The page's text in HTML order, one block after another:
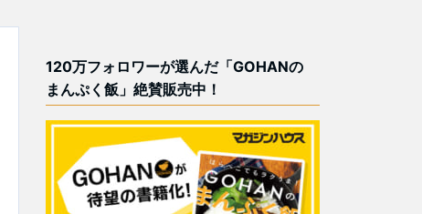
120万フォロワーが選んだ「GOHANの
まんぷく飯」絶賛販売中！